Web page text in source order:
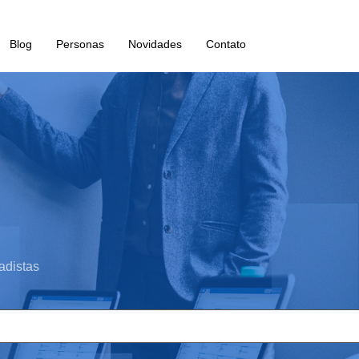
Blog Personas Novidades Contato